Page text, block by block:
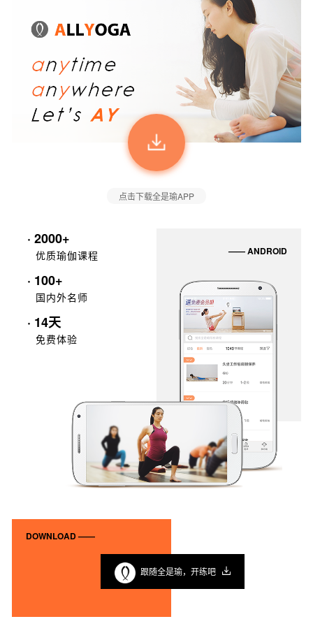
点击下载全是瑜APP
· 2000+
优质瑜伽课程
· 100+
国内外名师
· 14天
免费体验
—— ANDROID
DOWNLOAD ——
跟随全是瑜，开练吧